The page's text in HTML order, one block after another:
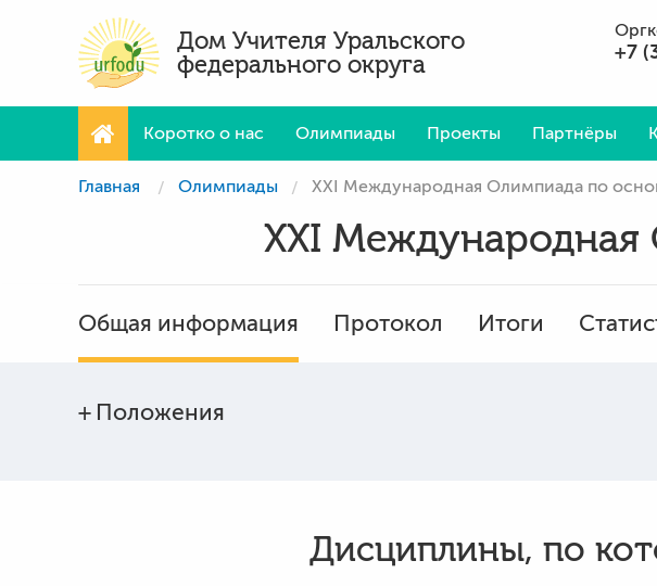
Дом Учителя Уральского
федерального округа
+7
Коротко о нас Олимпиады Проекты Партнёры
Вопросы и
Главная Олимпиады XXI Международная Олимпиада по
XXI
Общая информация Протокол Итоги
Положения
Дисциплины, по